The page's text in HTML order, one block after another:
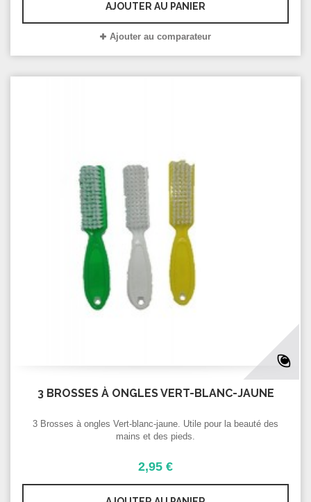
AJOUTER AU PANIER
Ajouter au comparateur
3 BROSSES À ONGLES VERT-BLANC-JAUNE
3 Brosses à ongles Vert-blanc-jaune. Utile pour la beauté des
mains et des pieds.
2,95 €